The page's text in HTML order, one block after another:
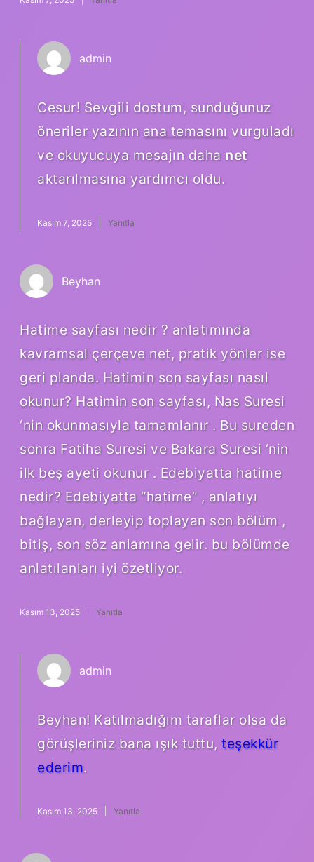
admin
Cesur! Sevgili dostum, sunduğunuz
öneriler yazının ana temasını vurguladı
ve okuyucuya mesajın daha net
aktarılmasına yardımcı oldu.
Kasım 7, 2025 Yanıtla
Beyhan
Hatime sayfası nedir ? anlatımında
kavramsal çerçeve net, pratik yönler ise
geri planda. Hatimin son sayfası nasıl
okunur? Hatimin son sayfası, Nas Suresi
‘nin okunmasıyla tamamlanır . Bu sureden
sonra Fatiha Suresi ve Bakara Suresi ‘nin
ilk beş ayeti okunur . Edebiyatta hatime
nedir? Edebiyatta “hatime” , anlatıyı
bağlayan, derleyip toplayan son bölüm ,
bitiş, son söz anlamına gelir. bu bölümde
anlatılanları iyi özetliyor.
Kasım 13, 2025 Yanıtla
admin
Beyhan! Katılmadığım taraflar olsa da
görüşleriniz bana ışık tuttu, teşekkür
ederim.
Kasım 13, 2025 Yanıtla